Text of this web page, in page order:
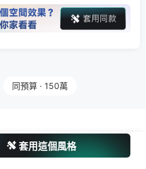
同預算 · 150萬
套用這個風格